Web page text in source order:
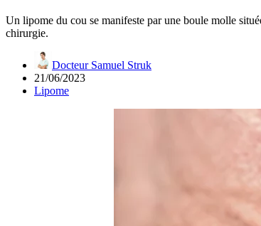
Un lipome du cou se manifeste par une boule molle
chirurgie.
Docteur Samuel Struk
21/06/2023
Lipome